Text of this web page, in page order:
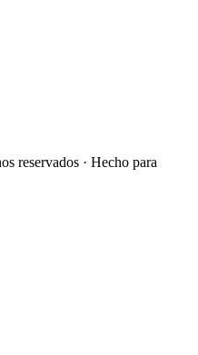
reservados · Hecho para